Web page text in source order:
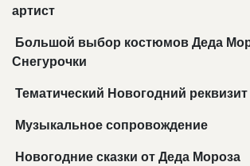
артист
Большой выбор костюмов Деда
Снегурочки
Тематический Новогодний реквизит
Музыкальное сопровождение
Новогодние сказки от Деда Мороза